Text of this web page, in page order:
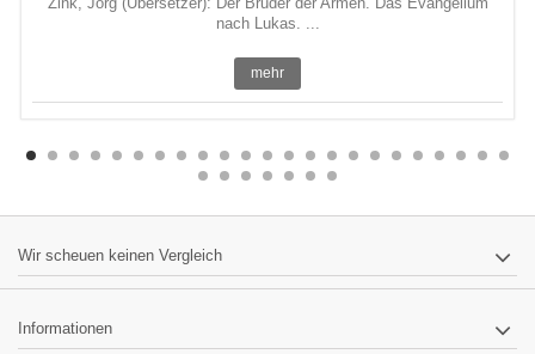
nach Lukas. ...
mehr
Wir scheuen keinen Vergleich
Informationen